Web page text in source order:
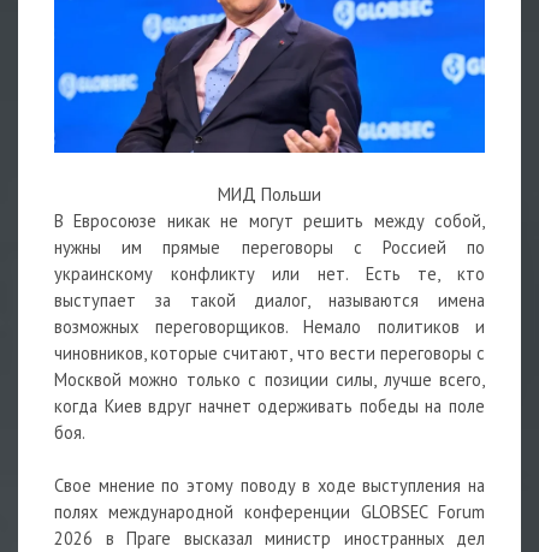
МИД Польши
В Евросоюзе никак не могут решить между собой,
нужны им прямые переговоры с Россией по
украинскому конфликту или нет. Есть те, кто
выступает за такой диалог, называются имена
возможных переговорщиков. Немало политиков и
чиновников, которые считают, что вести переговоры с
Москвой можно только с позиции силы, лучше всего,
когда Киев вдруг начнет одерживать победы на поле
боя.
Свое мнение по этому поводу в ходе выступления на
полях международной конференции GLOBSEC Forum
2026 в Праге высказал министр иностранных дел